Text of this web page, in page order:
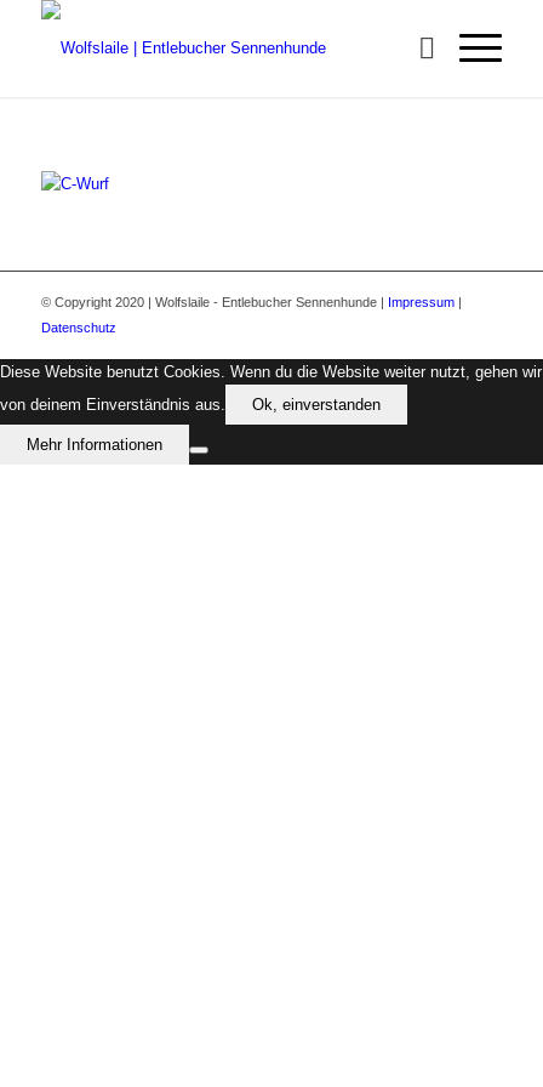
© Copyright 2020 | Wolfslaile - Entlebucher Sennenhunde | Impressum|
Datenschutz
Diese Website benutzt Cookies. Wenn du die Website weiter nutzt, gehen wir
von deinem Einverständnis aus.
Ok, einverstanden
Mehr Informationen